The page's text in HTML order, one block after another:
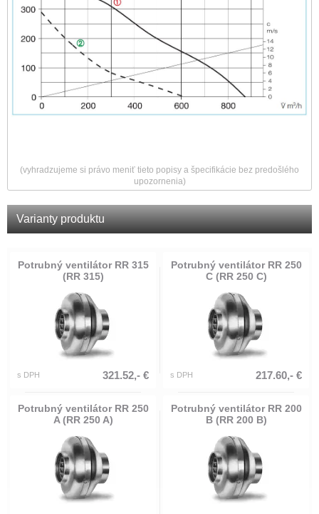
(vyhradzujeme si právo meniť tieto popisy a špecifikácie bez predošlého
upozornenia)
Varianty produktu
Potrubný ventilátor RR 315
(RR 315)
s DPH 321.52,- €
Potrubný ventilátor RR 250
C (RR 250 C)
s DPH 217.60,- €
Potrubný ventilátor RR 250
A (RR 250 A)
Potrubný ventilátor RR 200
B (RR 200 B)